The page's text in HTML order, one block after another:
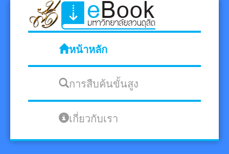
หน้าหลัก
การสืบค้นขั้นสูง
เกี่ยวกับเรา